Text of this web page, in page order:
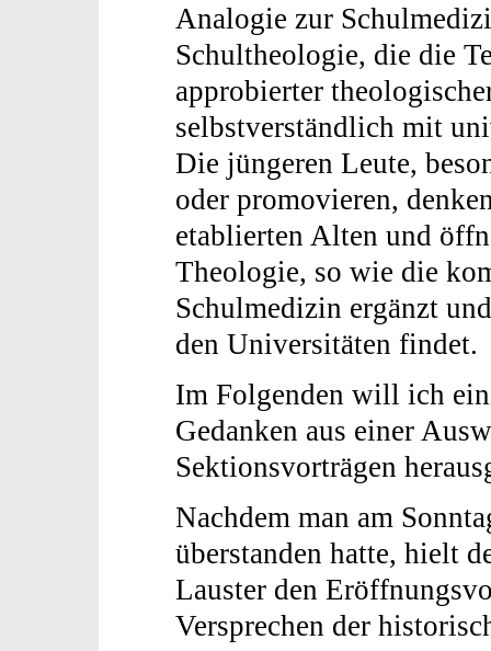
Analogie zur
Schultheologie, die die
approbierter
selbstverständlich mit
Die jüngeren Leute,
oder promovieren,
etablierten Alten und
Theologie, so wie die
Schulmedizin ergänzt
den Universitäten findet.
Im Folgenden will ich
Gedanken aus einer
Sektionsvorträgen
Nachdem man am
überstanden hatte, hielt
Lauster den
Versprechen der